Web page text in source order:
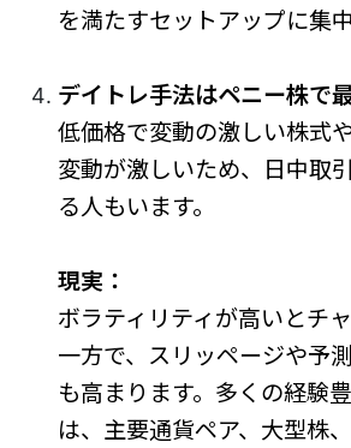
を満たすセットアップに集中
デイトレ手法はペニー株で
低価格で変動の激しい株式
変動が激しいため、日中取
る人もいます。
現実：
ボラティリティが高いとチ
一方で、スリッページや予
も高まります。多くの経験
は、主要通貨ペア、大型株